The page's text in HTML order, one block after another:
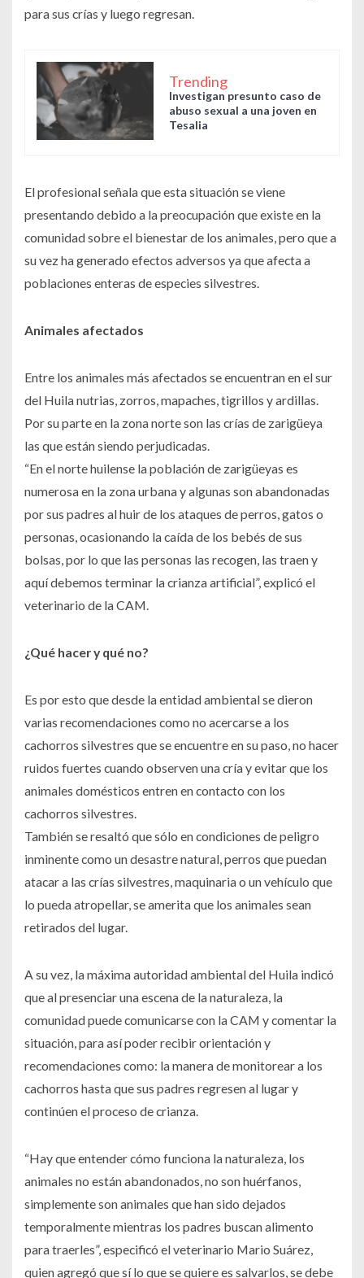
para sus crías y luego regresan.
Trending
Investigan presunto caso de
abuso sexual a una joven en
Tesalia
El profesional señala que esta situación se viene
presentando debido a la preocupación que existe en la
comunidad sobre el bienestar de los animales, pero que a
su vez ha generado efectos adversos ya que afecta a
poblaciones enteras de especies silvestres.
Animales afectados
Entre los animales más afectados se encuentran en el sur
del Huila nutrias, zorros, mapaches, tigrillos y ardillas.
Por su parte en la zona norte son las crías de zarigüeya
las que están siendo perjudicadas.
“En el norte huilense la población de zarigüeyas es
numerosa en la zona urbana y algunas son abandonadas
por sus padres al huir de los ataques de perros, gatos o
personas, ocasionando la caída de los bebés de sus
bolsas, por lo que las personas las recogen, las traen y
aquí debemos terminar la crianza artificial”, explicó el
veterinario de la CAM.
¿Qué hacer y qué no?
Es por esto que desde la entidad ambiental se dieron
varias recomendaciones como no acercarse a los
cachorros silvestres que se encuentre en su paso, no hacer
ruidos fuertes cuando observen una cría y evitar que los
animales domésticos entren en contacto con los
cachorros silvestres.
También se resaltó que sólo en condiciones de peligro
inminente como un desastre natural, perros que puedan
atacar a las crías silvestres, maquinaria o un vehículo que
lo pueda atropellar, se amerita que los animales sean
retirados del lugar.
A su vez, la máxima autoridad ambiental del Huila indicó
que al presenciar una escena de la naturaleza, la
comunidad puede comunicarse con la CAM y comentar la
situación, para así poder recibir orientación y
recomendaciones como: la manera de monitorear a los
cachorros hasta que sus padres regresen al lugar y
continúen el proceso de crianza.
“Hay que entender cómo funciona la naturaleza, los
animales no están abandonados, no son huérfanos,
simplemente son animales que han sido dejados
temporalmente mientras los padres buscan alimento
para traerles”, especificó el veterinario Mario Suárez,
quien agregó que sí lo que se quiere es salvarlos, se debe